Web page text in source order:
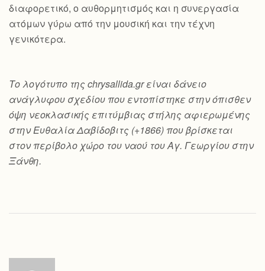
διαφορετικό, ο αυθορμητισμός και η συνεργασία
ατόμων γύρω από την μουσική και την τέχνη
γενικότερα.
Το λογότυπο της chrysallida.gr είναι δάνειο
ανάγλυφου σχεδίου που εντοπίστηκε στην όπισθεν
όψη νεοκλασικής επιτύμβιας στήλης αφιερωμένης
στην Ευθαλία Δαβίδοβιτς (+1866) που βρίσκεται
στον περίβολο χώρο του ναού του Αγ. Γεωργίου στην
Ξάνθη.